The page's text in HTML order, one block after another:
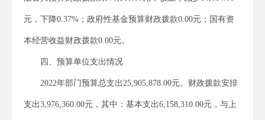
元，下降0.37%；政府性基金预算财政拨款0.00元；国有资
本经营收益财政拨款0.00元。
四、预算单位支出情况
2022年部门预算总支出25,905,878.00元。财政拨款安排
支出3,976,360.00元，其中：基本支出6,158,310.00元，与上